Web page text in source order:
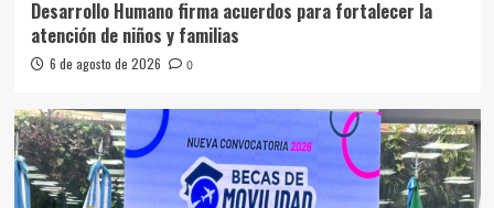
Desarrollo Humano firma acuerdos para fortalecer la
atención de niños y familias
6 de agosto de 2026 0